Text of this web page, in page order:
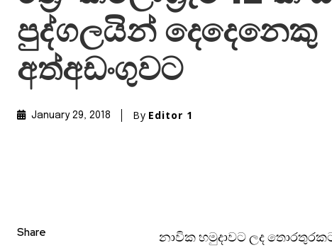
පුද්ගලයින් දෙදෙනෙකු
අත්අඩංගුවට
January 29, 2018 By Editor 1
Share
නාවික හමුදාවට ලද